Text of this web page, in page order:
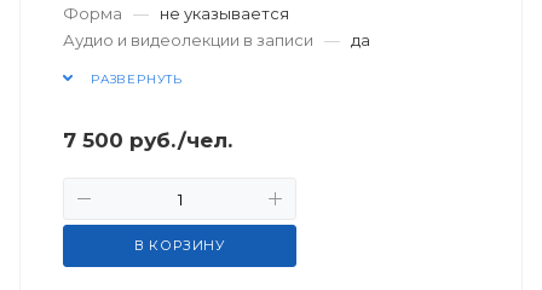
Форма
—
не указывается
Аудио и видеолекции в записи
— да
РАЗВЕРНУТЬ
7 500 руб./чел.
В КОРЗИНУ